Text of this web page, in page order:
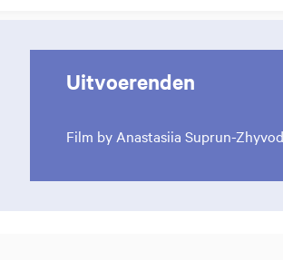
Uitvoerenden
Film by Anastasiia Suprun-